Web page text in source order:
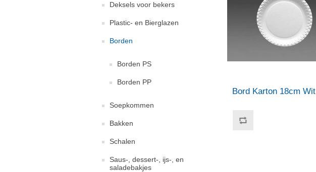
Deksels voor bekers
Plastic- en Bierglazen
Borden
Borden PS
Borden PP
Soepkommen
Bakken
Schalen
Saus-, dessert-, ijs-, en
saladebakjes
Bord Karton 18cm Wit